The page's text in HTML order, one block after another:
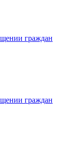
граждан
граждан